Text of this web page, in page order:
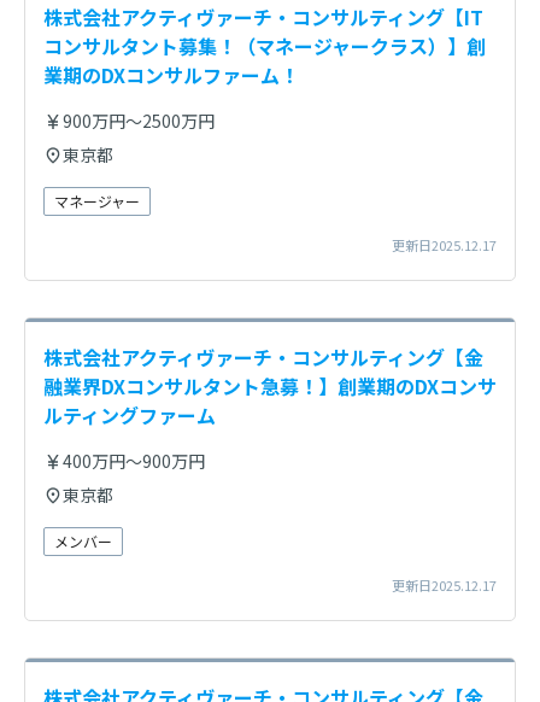
株式会社アクティヴァーチ・コンサルティング【IT
コンサルタント募集！（マネージャークラス）】創
業期のDXコンサルファーム！
900万円～2500万円
東京都
マネージャー
更新日2025.12.17
株式会社アクティヴァーチ・コンサルティング【金
融業界DXコンサルタント急募！】創業期のDXコンサ
ルティングファーム
400万円～900万円
東京都
メンバー
更新日2025.12.17